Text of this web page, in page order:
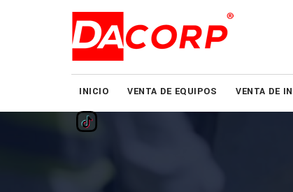
INICIO VENTA DE EQUIPOS VENTA DE